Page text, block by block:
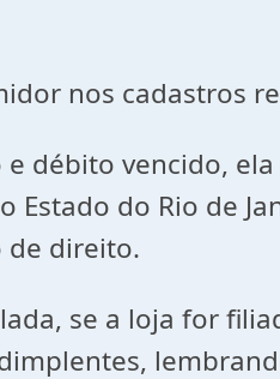
nos cadastros
débito vencido,
do Rio de
de direito.
se a loja for